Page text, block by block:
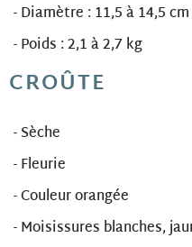
- Diamètre : 11,5 à 14,5 cm
- Poids : 2,1 à 2,7 kg
CROÛTE
- Sèche
- Fleurie
- Couleur orangée
- Moisissures blanches,